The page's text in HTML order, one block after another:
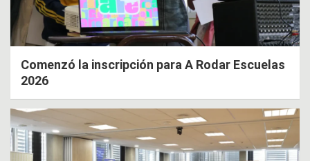
Comenzó la inscripción para A Rodar Escuelas
2026